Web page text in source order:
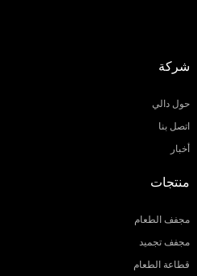
شركة
حول دالي
اتصل بنا
أخبار
منتجات
مجفف الطعام
مجفف تجميد
قطاعة الطعام